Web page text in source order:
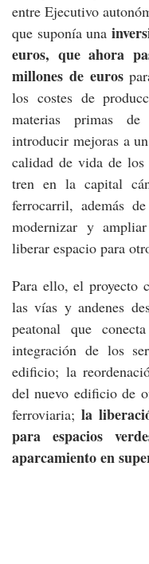
entre Ejecutivo
que suponía una
euros, que ahora
millones de euros
los costes de
materias primas
introducir mejoras a
calidad de vida de los
tren en la capital
ferrocarril, además
modernizar y
liberar espacio para
Para ello, el proyecto
las vías y andenes
peatonal que
integración de los
edificio; la
del nuevo edificio de
ferroviaria; la
para espacios
aparcamiento en